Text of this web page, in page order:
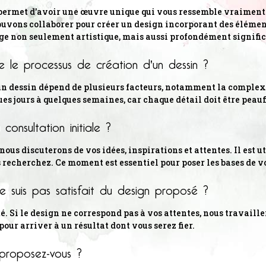
d'avoir une œuvre unique qui vous ressemble
collaborer pour créer un design incorporant des
non seulement artistique, mais aussi profondément
processus de création d'un dessin ?
dessin dépend de plusieurs facteurs, notamment la
jours à quelques semaines, car chaque détail doit être
initiale ?
discuterons de vos idées, inspirations et attentes. Il est
Ce moment est essentiel pour poser les bases de
suis pas satisfait du design proposé ?
Si le design ne correspond pas à vos attentes, nous
arriver à un résultat dont vous serez fier.
vous ?